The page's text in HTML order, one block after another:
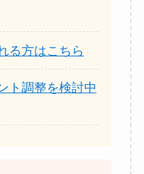
る方はこちら
ト調整を検討中